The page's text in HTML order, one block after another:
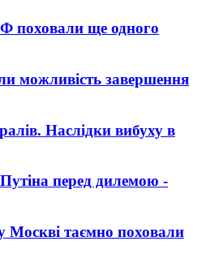
поховали ще одного
можливість завершення
Наслідки вибуху в
перед дилемою -
Москві таємно поховали